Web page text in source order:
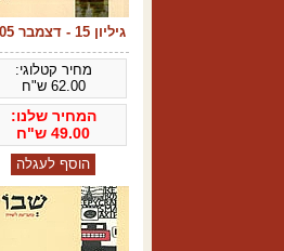
גיליון 15 - דצמבר 2005
מחיר קטלוגי:
62.00 ש"ח
המחיר שלנו:
49.00 ש"ח